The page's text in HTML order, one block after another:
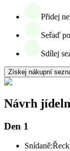
Přidej
Seřaď
Sdílej
Získej nákupní
Návrh
Den 1
Snídaně: